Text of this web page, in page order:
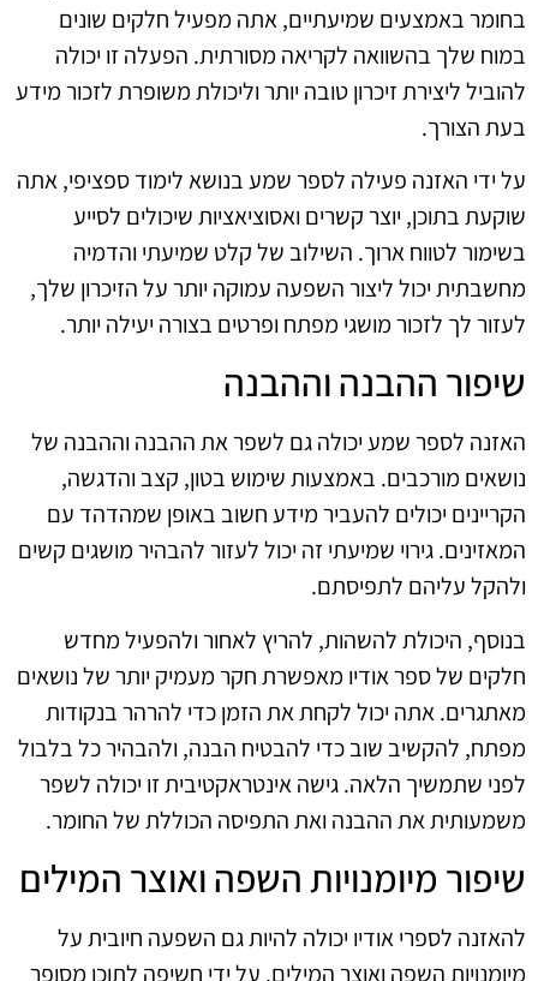
בחומר באמצעים שמיעתיים, אתה מפעיל חלקים שונים
במוח שלך בהשוואה לקריאה מסורתית. הפעלה זו יכולה
להוביל ליצירת זיכרון טובה יותר וליכולת משופרת לזכור מידע
בעת הצורך.
על ידי האזנה פעילה לספר שמע בנושא לימוד ספציפי, אתה
שוקעת בתוכן, יוצר קשרים ואסוציאציות שיכולים לסייע
בשימור לטווח ארוך. השילוב של קלט שמיעתי והדמיה
מחשבתית יכול ליצור השפעה עמוקה יותר על הזיכרון שלך,
לעזור לך לזכור מושגי מפתח ופרטים בצורה יעילה יותר.
שיפור ההבנה וההבנה
האזנה לספר שמע יכולה גם לשפר את ההבנה וההבנה של
נושאים מורכבים. באמצעות שימוש בטון, קצב והדגשה,
הקריינים יכולים להעביר מידע חשוב באופן שמהדהד עם
המאזינים. גירוי שמיעתי זה יכול לעזור להבהיר מושגים קשים
ולהקל עליהם לתפיסתם.
בנוסף, היכולת להשהות, להריץ לאחור ולהפעיל מחדש
חלקים של ספר אודיו מאפשרת חקר מעמיק יותר של נושאים
מאתגרים. אתה יכול לקחת את הזמן כדי להרהר בנקודות
מפתח, להקשיב שוב כדי להבטיח הבנה, ולהבהיר כל בלבול
לפני שתמשיך הלאה. גישה אינטראקטיבית זו יכולה לשפר
משמעותית את ההבנה ואת התפיסה הכוללת של החומר.
שיפור מיומנויות השפה ואוצר המילים
להאזנה לספרי אודיו יכולה להיות גם השפעה חיובית על
מיומנויות השפה ואוצר המילים. על ידי חשיפה לתוכן מסופר